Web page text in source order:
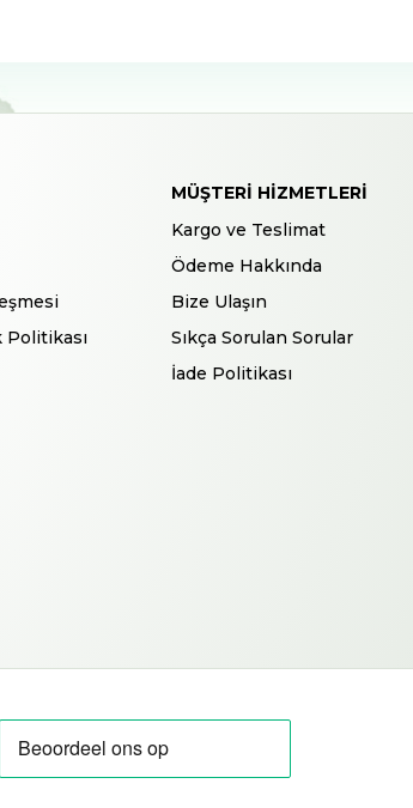
MÜŞTERI HIZMETLERI
Kargo ve Teslimat
Ödeme Hakkında
Bize Ulaşın
Sıkça Sorulan Sorular
İade Politikası